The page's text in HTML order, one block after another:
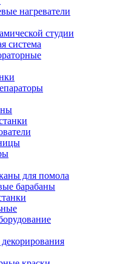
нагреватели
студии
система
для помола
барабаны